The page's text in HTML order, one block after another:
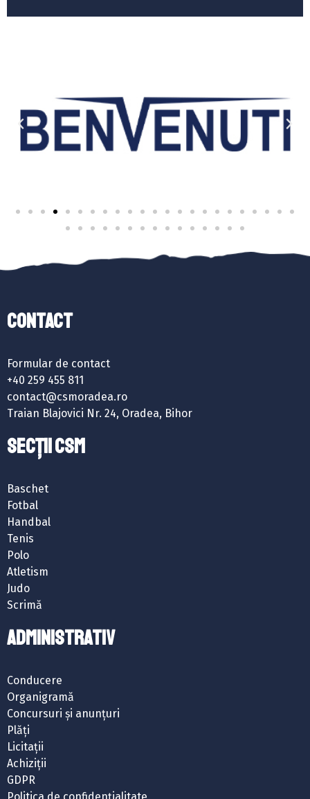
Contact
Formular de contact
+40 259 455 811
contact@csmoradea.ro
Traian Blajovici Nr. 24, Oradea, Bihor
SECȚII CSM
Baschet
Fotbal
Handbal
Tenis
Polo
Atletism
Judo
Scrimă
ADMINISTRATIV
Conducere
Organigramă
Concursuri și anunțuri
Plăți
Licitații
Achiziții
GDPR